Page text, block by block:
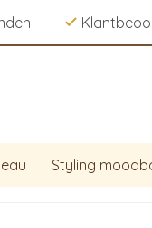
Styling